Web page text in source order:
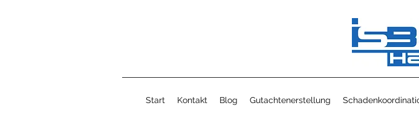
Start Kontakt Blog Gutachtenerstellung